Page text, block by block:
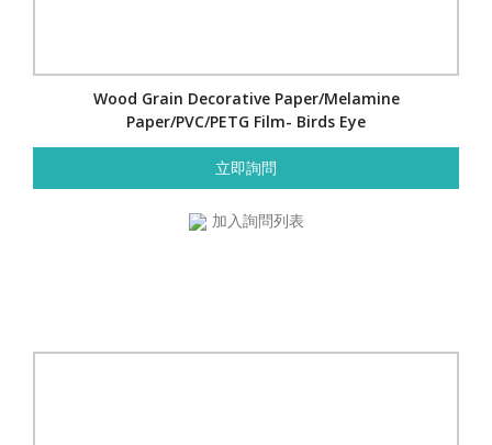
Wood Grain Decorative Paper/Melamine
Paper/PVC/PETG Film- Birds Eye
立即詢問
加入詢問列表